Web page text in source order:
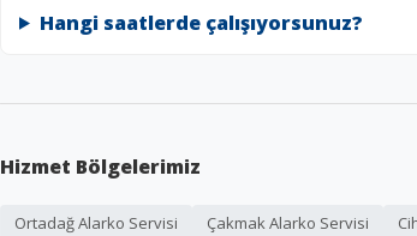
Hangi saatlerde çalışıyorsunuz?
Hizmet Bölgelerimiz
Ortadağ Alarko Servisi Çakmak Alarko Servisi